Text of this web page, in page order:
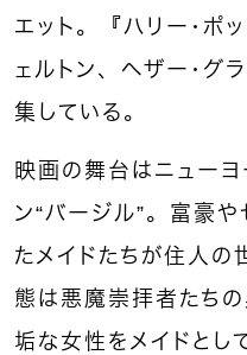
エット。『ハリー・ポ
ェルトン、ヘザー・グ
集している。
映画の舞台はニュー
ン“バージル”。富豪
たメイドたちが住人の
態は悪魔崇拝者たち
垢な女性をメイドとし